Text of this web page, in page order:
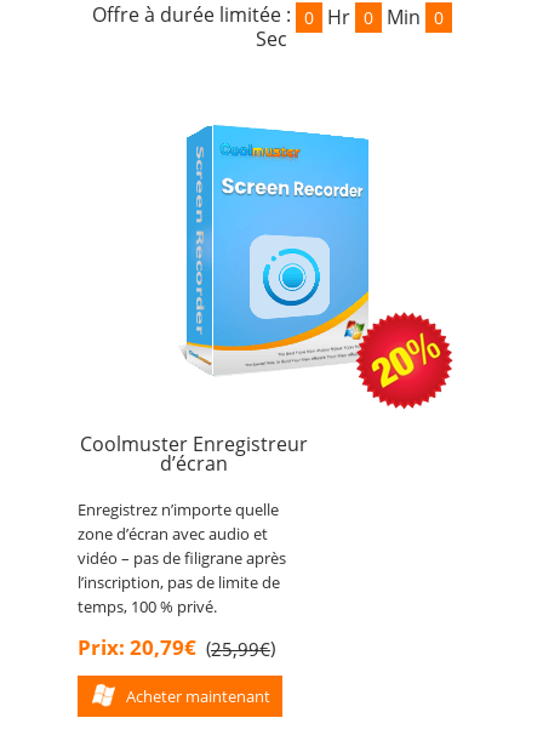
Offre à durée limitée : 0 Hr 0 Min 0
Sec
Coolmuster Enregistreur
d’écran
Enregistrez n’importe quelle
zone d’écran avec audio et
vidéo – pas de filigrane après
l’inscription, pas de limite de
temps, 100 % privé.
Prix: 20,79€ (25,99€)
Acheter maintenant